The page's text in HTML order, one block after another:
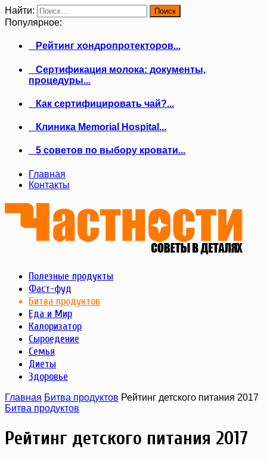
Найти:
Популярное:
Рейтинг хондропротекторов...
Сертификация молока: документы,
процедуры...
Как сертифицировать чай?...
Клиника Memorial Hospital...
5 советов по выбору кровати...
Главная
Контакты
Полезные продукты
Фаст-фуд
Битва продуктов
Еда и Мир
Калоризатор
Сыроедение
Семья
Диеты
Здоровье
Главная Битва продуктов Рейтинг детского питания 2017
Битва продуктов
Рейтинг детского питания 2017